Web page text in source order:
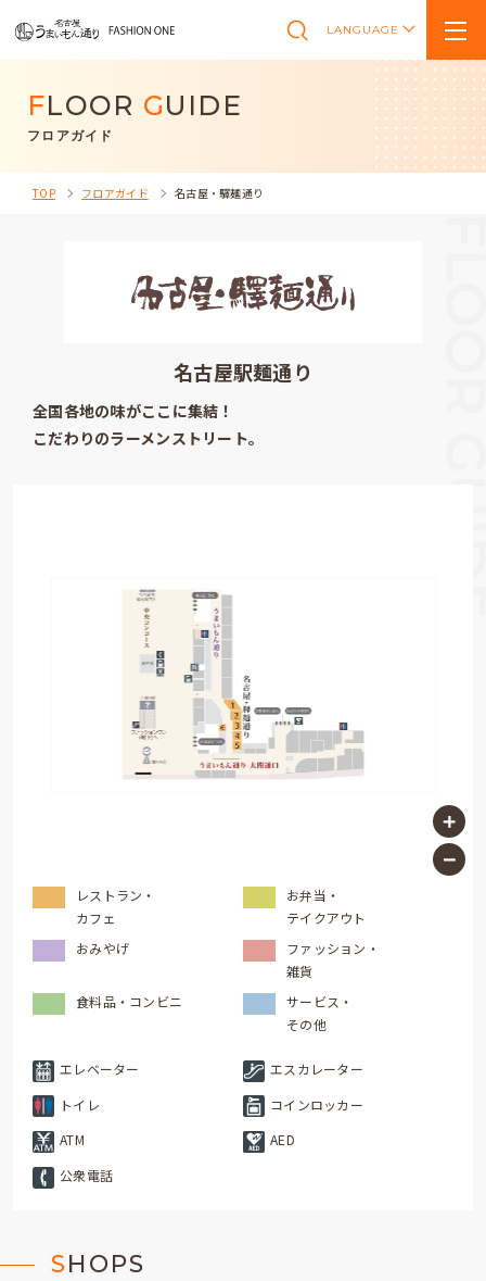
LANGUAGE
FLOOR GUIDE
フロアガイド
TOP フロアガイド 名古屋・驛麺通り
名古屋駅麺通り
全国各地の味がここに集結！
こだわりのラーメンストリート。
レストラン・
カフェ
お弁当・
テイクアウト
おみやげ
ファッション・
雑貨
食料品・コンビニ
サービス・
その他
エレベーター
エスカレーター
トイレ
コインロッカー
ATM
AED
公衆電話
SHOPS